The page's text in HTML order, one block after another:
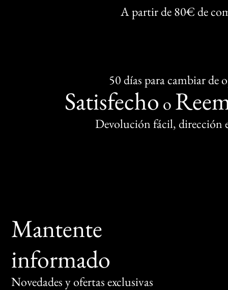
A partir de 80€ de
50 días para cambiar de
Satisfecho o
Devolución fácil, dirección
Mantente
informado
Novedades y ofertas exclusivas